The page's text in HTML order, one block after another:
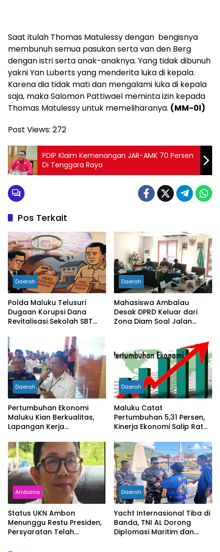
Saat itulah Thomas Matulessy dengan bengisnya
membunuh semua pasukan serta van den Berg
dengan istri serta anak-anaknya. Yang tidak dibunuh
yakni Yan Luberts yang menderita luka di kepala.
Karena dia tidak mati dan mengalami luka di kepala
saja, maka Salomon Pattiwael meminta izin kepada
Thomas Matulessy untuk memeliharanya. (MM-0l)
Post Views: 272
PDIP Klaim Kemenangan JAR-AMK 70 Persen
Di Tenggara Raya
Pos Terkait
Daerah
Polda Maluku Telusuri
Dugaan Korupsi Dana
Revitalisasi Sekolah SBT
Diperiksa
Daerah
Mahasiswa Ambalau
Desak DPRD Keluar dari
Zona Diam Soal Jalan
Daerah
Pertumbuhan Ekonomi
Maluku Kian Berkualitas,
Lapangan Kerja
Kemiskinan Turun
Daerah
Maluku Catat
Pertumbuhan 5,31 Persen,
Kinerja Ekonomi Salip Rata-
Amboina
Status UKN Ambon
Menunggu Restu Presiden,
Persyaratan Telah
Daerah
Yacht Internasional Tiba di
Banda, TNI AL Dorong
Diplomasi Maritim dan